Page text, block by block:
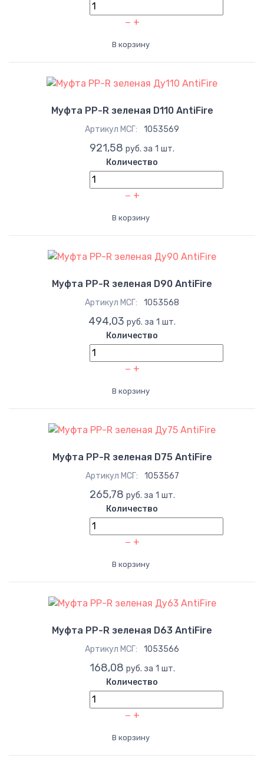
− +
В корзину
Муфта PP-R зеленая D110 AntiFire
Артикул МСГ: 1053569
921,58 руб. за 1 шт.
Количество
− +
В корзину
Муфта PP-R зеленая D90 AntiFire
Артикул МСГ: 1053568
494,03 руб. за 1 шт.
Количество
− +
В корзину
Муфта PP-R зеленая D75 AntiFire
Артикул МСГ: 1053567
265,78 руб. за 1 шт.
Количество
− +
В корзину
Муфта PP-R зеленая D63 AntiFire
Артикул МСГ: 1053566
168,08 руб. за 1 шт.
Количество
− +
В корзину